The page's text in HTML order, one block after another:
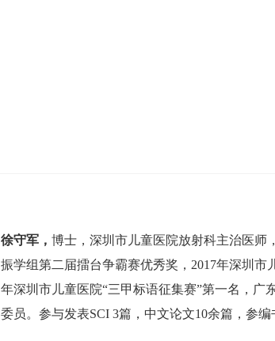
徐守军， 博士，深圳市儿童医院放射科主治医师
振学组第二届擂台争霸赛优秀奖，2017年深圳市
年深圳市儿童医院“三甲标语征集赛”第一名，
委员。 参与发表SCI 3篇，中文论文10余篇，参